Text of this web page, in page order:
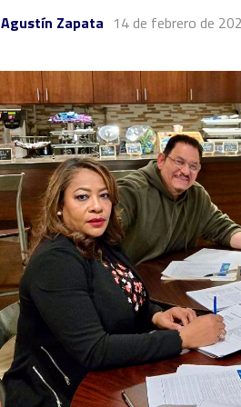
Agustín Zapata 14 de febrero de